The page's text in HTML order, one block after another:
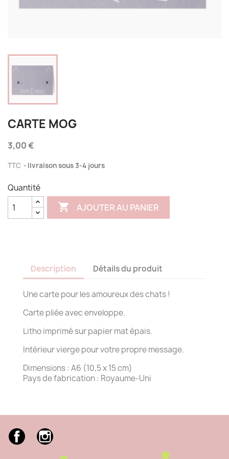
CARTE MOG
3,00 €
TTC livraison sous 3-4 jours
Quantité
 AJOUTER AU PANIER
Description Détails du produit
Une carte pour les amoureux des chats !
Carte pliée avec enveloppe.
Litho imprimé sur papier mat épais.
Intérieur vierge pour votre propre message.
Dimensions : A6 (10,5 x 15 cm)
Pays de fabrication : Royaume-Uni
FacebookInstagram